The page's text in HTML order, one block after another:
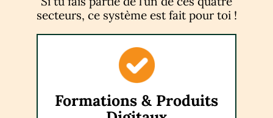
secteurs, ce système est fait pour toi !
Formations & Produits